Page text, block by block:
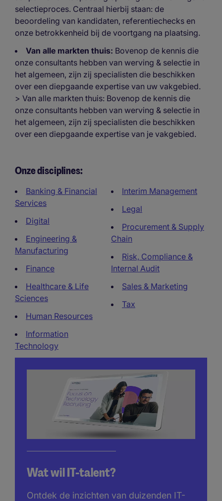
selectieproces. Centraal hierbij staan: de
beoordeling van kandidaten, referentiechecks en
onze betrokkenheid bij de voortgang na plaatsing.
Van alle markten thuis: Bovenop de kennis die
onze consultants hebben van werving & selectie in
het algemeen, zijn zij specialisten die beschikken
over een diepgaande expertise van uw vakgebied.
> Van alle markten thuis: Bovenop de kennis die
onze consultants hebben van werving & selectie in
het algemeen, zijn zij specialisten die beschikken
over een diepgaande expertise van je vakgebied.
Onze disciplines:
Banking & Financial
Services
Digital
Engineering &
Manufacturing
Finance
Healthcare & Life
Sciences
Human Resources
Information
Technology
Interim Management
Legal
Procurement & Supply
Chain
Risk, Compliance &
Internal Audit
Sales & Marketing
Tax
Wat wil IT-talent?
Ontdek de inzichten van duizenden IT-